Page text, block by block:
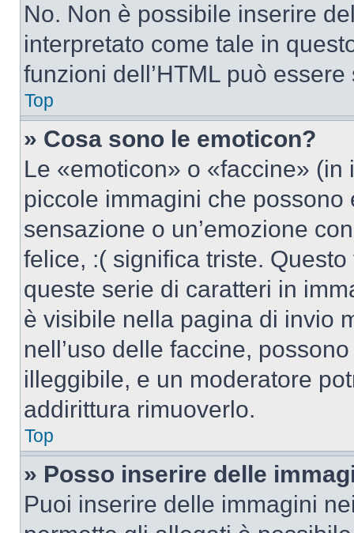
No. Non è possibile inserire
interpretato come tale in
funzioni dell’HTML può
Top
» Cosa sono le emoticon?
Le «emoticon» o «faccine»
piccole immagini che
sensazione o un’emozione
felice, :( significa triste.
queste serie di caratteri in
è visibile nella pagina di invio
nell’uso delle faccine,
illeggibile, e un moderatore
addirittura rimuoverlo.
Top
» Posso inserire delle
Puoi inserire delle immagini